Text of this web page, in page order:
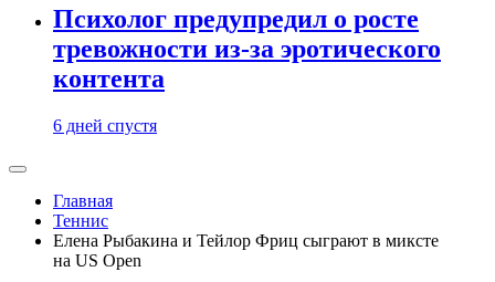
Психолог предупредил о росте
тревожности из-за эротического
контента
6 дней спустя
Главная
Теннис
Елена Рыбакина и Тейлор Фриц сыграют в миксте
на US Open